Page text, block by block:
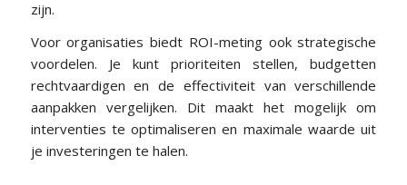
zijn.
Voor organisaties biedt ROI-meting ook strategische
voordelen. Je kunt prioriteiten stellen, budgetten
rechtvaardigen en de effectiviteit van verschillende
aanpakken vergelijken. Dit maakt het mogelijk om
interventies te optimaliseren en maximale waarde uit
je investeringen te halen.